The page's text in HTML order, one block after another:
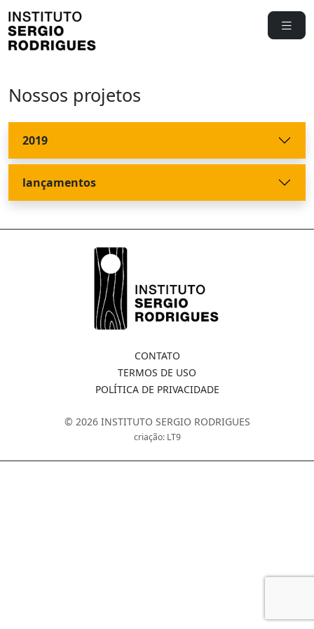
Nossos projetos
2019
lançamentos
CONTATO
TERMOS DE USO
POLÍTICA DE PRIVACIDADE
© 2026 INSTITUTO SERGIO RODRIGUES
criação: LT9